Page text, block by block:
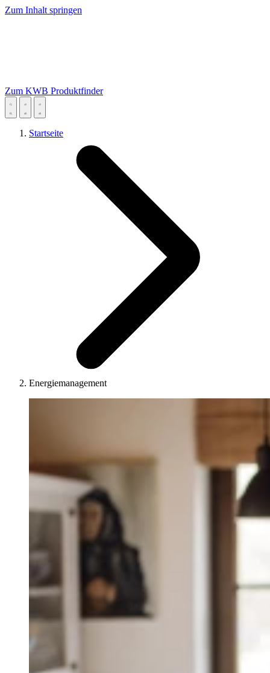
Zum Inhalt springen
Zum KWB Produktfinder
Startseite
Energiemanagement